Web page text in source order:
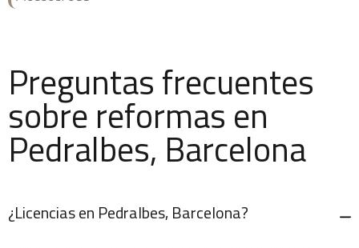
Preguntas frecuentes
sobre reformas en
Pedralbes, Barcelona
¿Licencias en Pedralbes, Barcelona?